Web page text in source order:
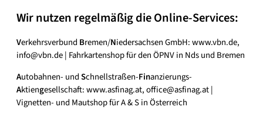
Wir nutzen regelmäßig die Online-Services:
Verkehrsverbund Bremen/Niedersachsen GmbH: www.vbn.de,
info@vbn.de | Fahrkartenshop für den ÖPNV in Nds und Bremen
Autobahnen- undSchnellstraßen-Finanzierungs-
Aktiengesellschaft: www.asfinag.at, office@asfinag.at |
Vignetten- und Mautshop für A & S in Österreich